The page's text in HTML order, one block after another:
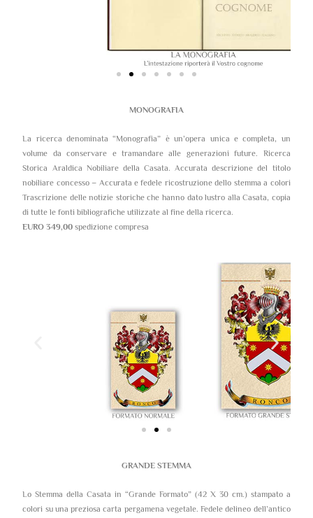
MONOGRAFIA
La ricerca denominata “Monografia” è un’opera unica e completa, un
volume da conservare e tramandare alle generazioni future. Ricerca
Storica Araldica Nobiliare della Casata. Accurata descrizione del titolo
nobiliare concesso – Accurata e fedele ricostruzione dello stemma a colori
Trascrizione delle notizie storiche che hanno dato lustro alla Casata, copia
di tutte le fonti bibliografiche utilizzate al fine della ricerca.
EURO 349,00 spedizione compresa
GRANDE STEMMA
Lo Stemma della Casata in “Grande Formato” (42 X 30 cm.) stampato a
colori su una preziosa carta pergamena vegetale. Fedele delineo dell’antico